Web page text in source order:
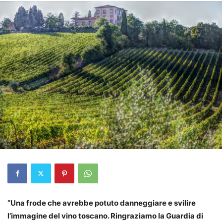
”Una frode che avrebbe potuto danneggiare e svilire
l’immagine del vino toscano. Ringraziamo la Guardia di